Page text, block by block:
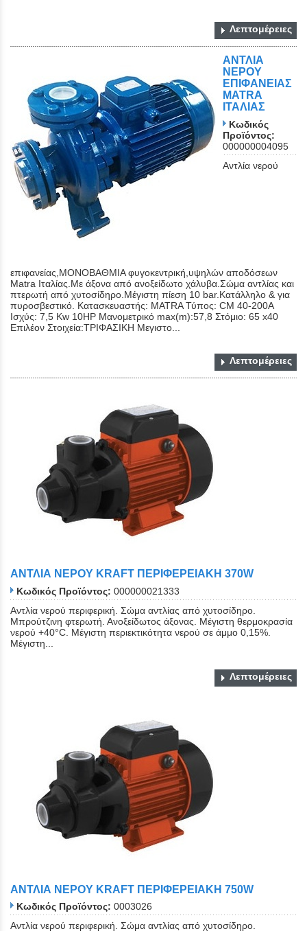
Λεπτομέρειες
ΑΝΤΛΙΑ
ΝΕΡΟΥ
ΕΠΙΦΑΝΕΙΑΣ
ΜATRA
ΙΤΑΛΙΑΣ
Κωδικός
Προϊόντος:
000000004095
Αντλία νερού
επιφανείας,ΜΟΝΟΒΑΘΜΙΑ φυγοκεντρική,υψηλών αποδόσεων
Matra Ιταλίας.Με άξονα από ανοξείδωτο χάλυβα.Σώμα αντλίας και
πτερωτή από χυτοσίδηρο.Μέγιστη πίεση 10 bar.Κατάλληλο & για
πυροσβεστικό. Κατασκευαστής: MATRA Τύπος: CM 40-200A
Ισχύς: 7,5 Kw 10ΗP Μανομετρικό max(m):57,8 Στόμιο: 65 x40
Επιλέον Στοιχεία:ΤΡΙΦΑΣΙΚΗ Mεγιστο...
Λεπτομέρειες
ΑΝΤΛΙΑ ΝΕΡΟΥ KRAFT ΠΕΡΙΦΕΡΕΙΑΚΗ 370W
Κωδικός Προϊόντος: 000000021333
Αντλία νερού περιφερική. Σώμα αντλίας από χυτοσίδηρο.
Μπρούτζινη φτερωτή. Ανοξείδωτος άξονας. Μέγιστη θερμοκρασία
νερού +40°C. Μέγιστη περιεκτικότητα νερού σε άμμο 0,15%.
Μέγιστη...
Λεπτομέρειες
ΑΝΤΛΙΑ ΝΕΡΟΥ KRAFT ΠΕΡΙΦΕΡΕΙΑΚΗ 750W
Κωδικός Προϊόντος: 0003026
Αντλία νερού περιφερική. Σώμα αντλίας από χυτοσίδηρο.